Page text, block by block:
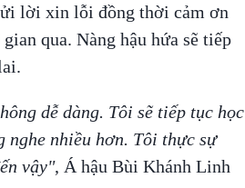
lời xin lỗi đồng thời cảm ơn
qua. Nàng hậu hứa sẽ tiếp
dễ dàng. Tôi sẽ tiếp tục học
nghe nhiều hơn. Tôi thực sự
vậy", Á hậu Bùi Khánh Linh